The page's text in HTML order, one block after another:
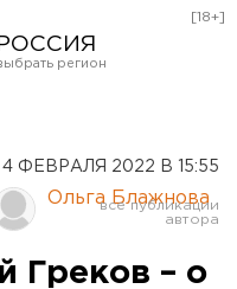
РОССИЯ
Курган
Оренбург
[18+]
4 ФЕВРАЛЯ 2022 В 15:55
Ольга Блажнова
Греков – о